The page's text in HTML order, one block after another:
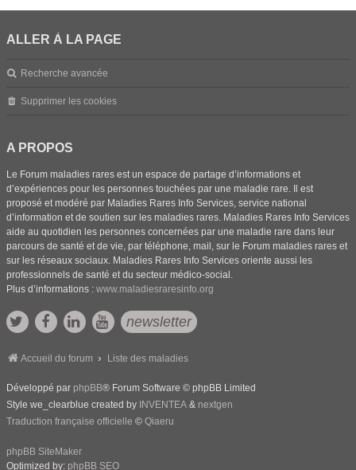
ALLER À LA PAGE
Recherche avancée
Supprimer les cookies
A PROPOS
Le Forum maladies rares est un espace de partage d’informations et
d’expériences pour les personnes touchées par une maladie rare. Il est
proposé et modéré par Maladies Rares Info Services, service national
d’information et de soutien sur les maladies rares. Maladies Rares Info Services
aide au quotidien les personnes concernées par une maladie rare dans leur
parcours de santé et de vie, par téléphone, mail, sur le Forum maladies rares et
sur les réseaux sociaux. Maladies Rares Info Services oriente aussi les
professionnels de santé et du secteur médico-social.
Plus d’informations : www.maladiesraresinfo.org
newsletter
Accueil du forum Liste des maladies
Développé par phpBB® Forum Software © phpBB Limited
Style we_clearblue created by INVENTEA & nextgen
Traduction française officielle © Qiaeru
phpBB SiteMaker
Optimized by: phpBB SEO